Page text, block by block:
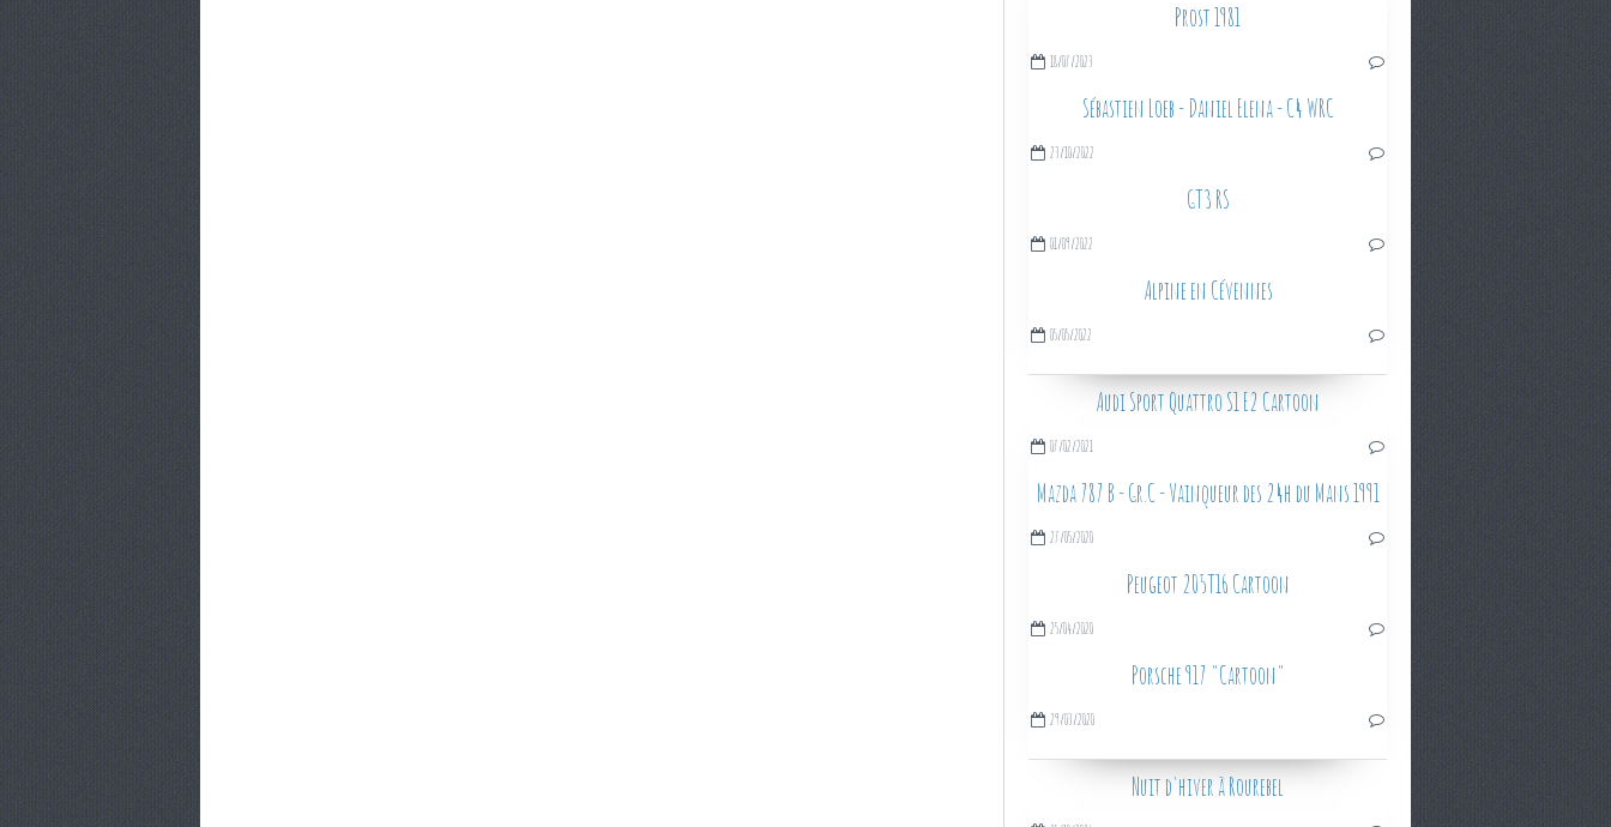
Prost 1981
18/07/2023
Sébastien Loeb - Daniel Elena - C4 WRC
23/10/2022
GT3 RS
01/09/2022
Alpine en Cévennes
05/05/2022
Audi Sport Quattro S1 E2 Cartoon
07/02/2021
Mazda 787 B - Gr.C - Vainqueur des 24h du Mans 1991
27/05/2020
Peugeot 205T16 Cartoon
25/04/2020
Porsche 917 "Cartoon"
29/03/2020
Nuit d'hiver à Rourebel